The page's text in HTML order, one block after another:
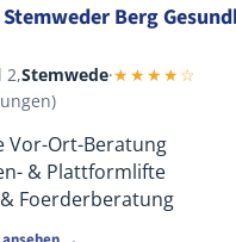
Berg
2,Stemwede·★★★★☆
Vor-Ort-Beratung
& Plattformlifte
Foerderberatung